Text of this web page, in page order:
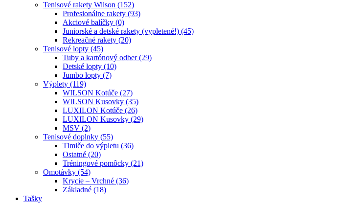
Tenisové rakety Wilson (152)
Profesionálne rakety (93)
Akciové balíčky (0)
Juniorské a detské rakety (vypletené!) (45)
Rekreačné rakety (20)
Tenisové lopty (45)
Tuby a kartónový odber (29)
Detské lopty (10)
Jumbo lopty (7)
Výplety (119)
WILSON Kotúče (27)
WILSON Kusovky (35)
LUXILON Kotúče (26)
LUXILON Kusovky (29)
MSV (2)
Tenisové doplnky (55)
Tlmiče do výpletu (36)
Ostatné (20)
Tréningové pomôcky (21)
Omotávky (54)
Krycie – Vrchné (36)
Základné (18)
Tašky